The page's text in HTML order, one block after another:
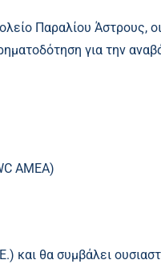
Παραλίου Άστρους, οι
για την
ΑΜΕΑ)
και θα συμβάλει